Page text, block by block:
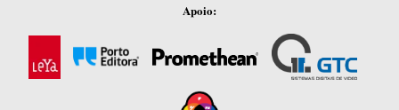
Apoio: